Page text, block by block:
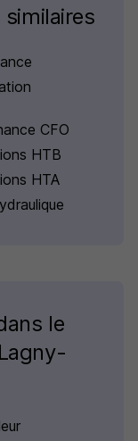
CFO
HTB
HTA
le